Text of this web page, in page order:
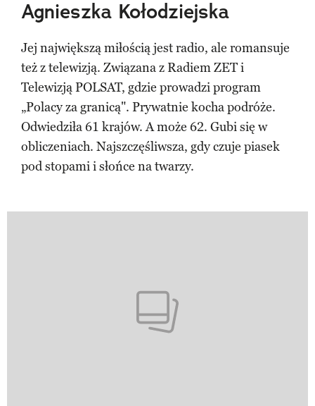
Agnieszka Kołodziejska
Jej największą miłością jest radio, ale romansuje
też z telewizją. Związana z Radiem ZET i
Telewizją POLSAT, gdzie prowadzi program
„Polacy za granicą". Prywatnie kocha podróże.
Odwiedziła 61 krajów. A może 62. Gubi się w
obliczeniach. Najszczęśliwsza, gdy czuje piasek
pod stopami i słońce na twarzy.